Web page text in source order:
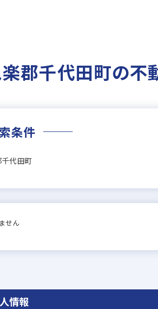
郡千代田町の不
条件
代田町
せん
情報